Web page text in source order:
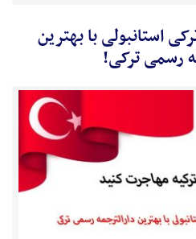
استانبولی با بهترین
رسمی ترکی!